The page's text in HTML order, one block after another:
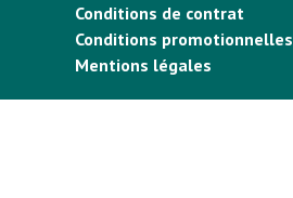
Conditions de contrat
Conditions promotionnelles
Mentions légales